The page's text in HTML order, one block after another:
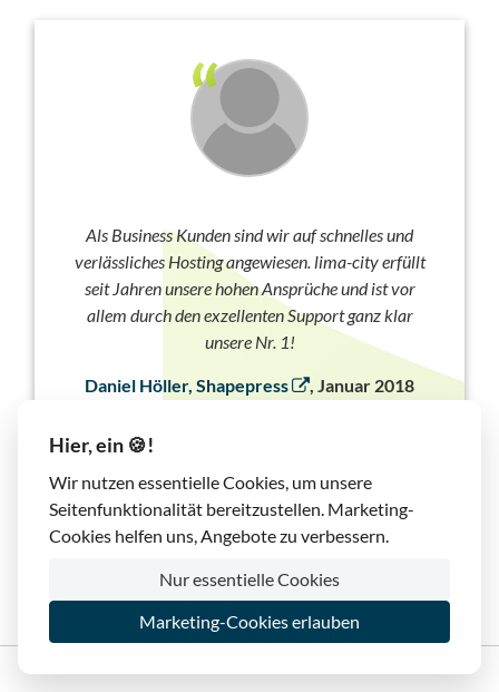
Als Business Kunden sind wir auf schnelles und
verlässliches Hosting angewiesen. lima-city erfüllt
seit Jahren unsere hohen Ansprüche und ist vor
allem durch den exzellenten Support ganz klar
unsere Nr. 1!
Daniel Höller, Shapepress , Januar 2018
Hier, ein 🍪!
Wir nutzen essentielle Cookies, um unsere
Seitenfunktionalität bereitzustellen. Marketing-
Cookies helfen uns, Angebote zu verbessern.
Nur essentielle Cookies
Marketing-Cookies erlauben